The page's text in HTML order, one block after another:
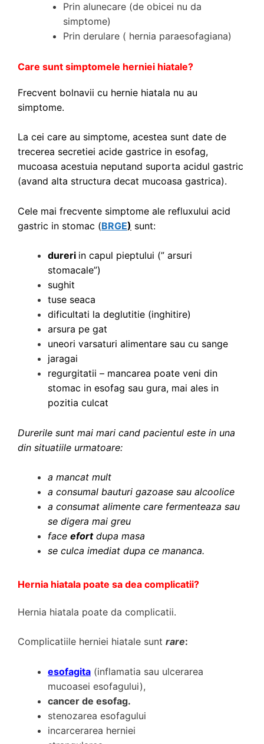
Prin alunecare (de obicei nu da
simptome)
Prin derulare ( hernia paraesofagiana)
Care sunt simptomele herniei hiatale?
Frecvent bolnavii cu hernie hiatala nu au
simptome.
La cei care au simptome, acestea sunt date de
trecerea secretiei acide gastrice in esofag,
mucoasa acestuia neputand suporta acidul gastric
(avand alta structura decat mucoasa gastrica).
Cele mai frecvente simptome ale refluxului acid
gastric in stomac (BRGE) sunt:
dureri in capul pieptului (” arsuri
stomacale”)
sughit
tuse seaca
dificultati la deglutitie (inghitire)
arsura pe gat
uneori varsaturi alimentare sau cu sange
jaragai
regurgitatii – mancarea poate veni din
stomac in esofag sau gura, mai ales in
pozitia culcat
Durerile sunt mai mari cand pacientul este in una
din situatiile urmatoare:
a mancat mult
a consumal bauturi gazoase sau alcoolice
a consumat alimente care fermenteaza sau
se digera mai greu
face efortdupa masa
se culca imediat dupa ce mananca.
Hernia hiatala poate sa dea complicatii?
Hernia hiatala poate da complicatii.
Complicatiile herniei hiatale sunt rare:
esofagita (inflamatia sau ulcerarea
mucoasei esofagului),
cancer de esofag.
stenozarea esofagului
incarcerarea herniei